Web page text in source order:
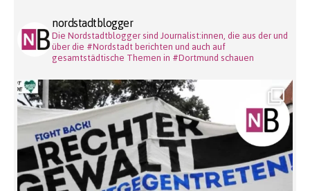
nordstadtblogger
Die Nordstadtblogger sind Journalist:innen, die aus der und
über die #Nordstadt berichten und auch auf
gesamtstädtische Themen in #Dortmund schauen